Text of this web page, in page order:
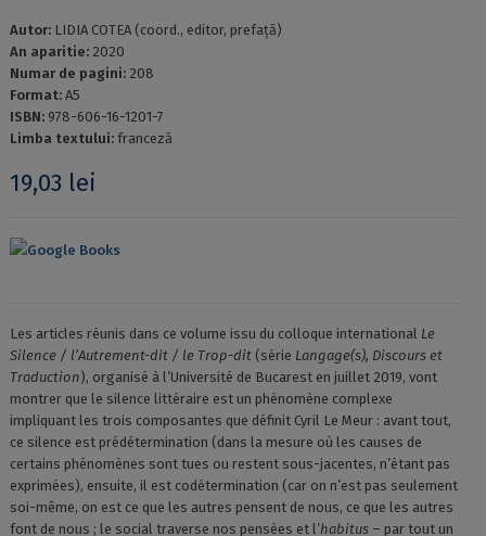
Autor: LIDIA COTEA (coord., editor, prefață)
An aparitie: 2020
Numar de pagini: 208
Format: A5
ISBN: 978-606-16-1201-7
Limba textului: franceză
19,03 lei
Google Books
Les articles réunis dans ce volume issu du colloque international Le
Silence / l’Autrement-dit / le Trop-dit(série Langage(s), Discours et
Traduction), organisé à l’Université de Bucarest en juillet 2019, vont
montrer que le silence littéraire est un phénomène complexe
impliquant les trois composantes que définit Cyril Le Meur : avant tout,
ce silence est prédétermination (dans la mesure où les causes de
certains phénomènes sont tues ou restent sous-jacentes, n’étant pas
exprimées), ensuite, il est codétermination (car on n’est pas seulement
soi-même, on est ce que les autres pensent de nous, ce que les autres
font de nous ; le social traverse nos pensées et l’habitus– par tout un